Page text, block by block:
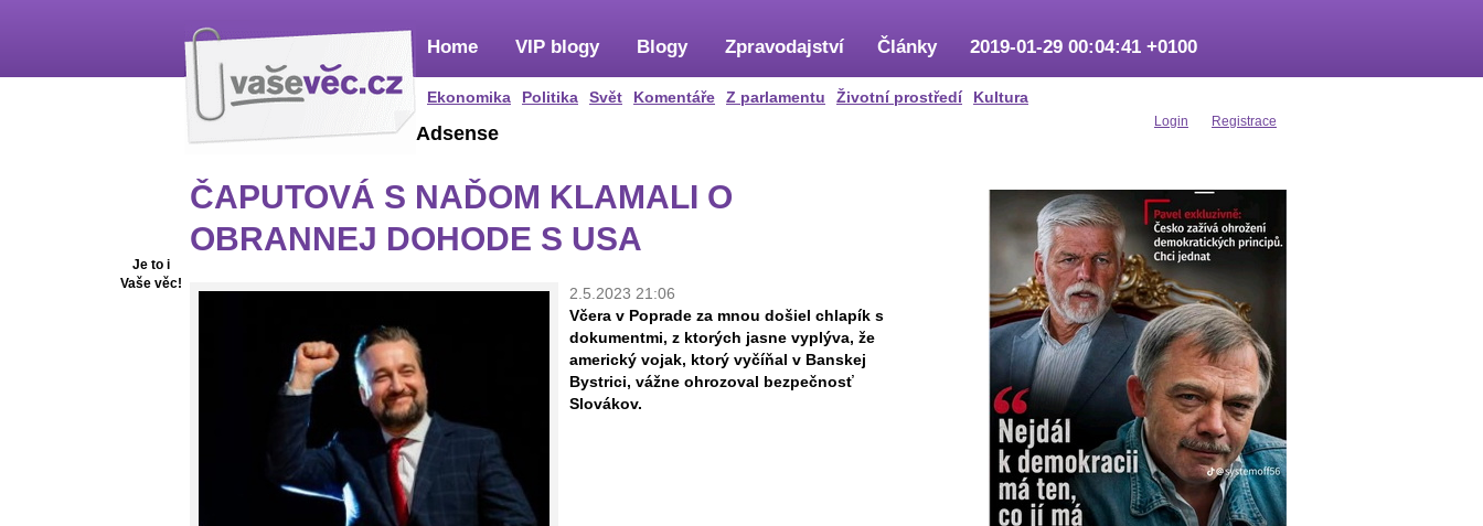
Home
Ekonomika Politika Svět Komentáře Z parlamentu Životní prostředí Kultura
VIP blogy Blogy Zpravodajství Články 2019-01-29 00:04:41 +0100
Login Registrace
Je to i
Vaše věc!
Adsense
ČAPUTOVÁ S NAĎOM KLAMALI O
OBRANNEJ DOHODE S USA
2.5.2023 21:06
Včera v Poprade za mnou došiel chlapík s
dokumentmi, z ktorých jasne vyplýva, že
americký vojak, ktorý vyčíňal v Banskej
Bystrici, vážne ohrozoval bezpečnosť
Slovákov.